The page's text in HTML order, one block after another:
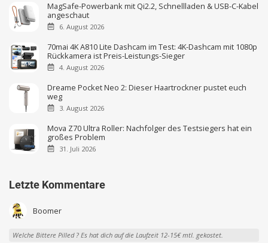
MagSafe-Powerbank mit Qi2.2, Schnellladen & USB-C-Kabel
angeschaut
6. August 2026
70mai 4K A810 Lite Dashcam im Test: 4K-Dashcam mit 1080p
Rückkamera ist Preis-Leistungs-Sieger
4. August 2026
Dreame Pocket Neo 2: Dieser Haartrockner pustet euch
weg
3. August 2026
Mova Z70 Ultra Roller: Nachfolger des Testsiegers hat ein
großes Problem
31. Juli 2026
Letzte Kommentare
Boomer
Welche Bittere Pilled ? Es hat dich auf die Laufzeit 12-15€ mtl. gekostet.